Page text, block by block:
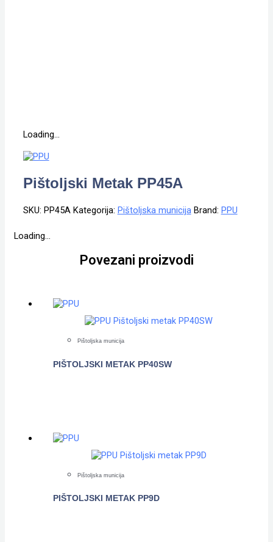
Loading...
Pištoljski Metak PP45A
SKU: PP45A Kategorija: Pištoljska municija Brand: PPU
Loading...
Povezani proizvodi
Pištoljska municija
PIŠTOLJSKI METAK PP40SW
Pištoljska municija
PIŠTOLJSKI METAK PP9D